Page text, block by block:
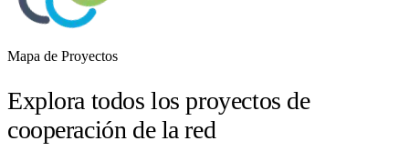
Mapa de Proyectos
Explora todos los proyectos de
cooperación de la red